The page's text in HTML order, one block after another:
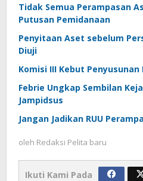
Tidak Semua Perampasan
Putusan Pemidanaan
Penyitaan Aset sebelum
Diuji
Komisi III Kebut Penyusunan
Febrie Ungkap Sembilan
Jampidsus
Jangan Jadikan RUU
oleh Redaksi Pelita baru
Ikuti Kami Pada